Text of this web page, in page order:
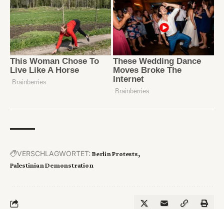
VERSCHLAGWORTET: Berlin Protests
Palestinian Demonstration